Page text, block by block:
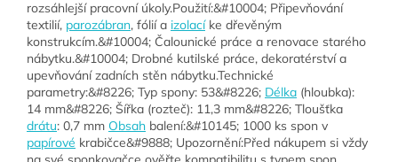
rozsáhlejší pracovní úkoly.Použití:&#10004; Připevňování
textilií, parozábran, fólií a izolacíke dřevěným
konstrukcím.&#10004; Čalounické práce a renovace starého
nábytku.&#10004; Drobné kutilské práce, dekoratérství a
upevňování zadních stěn nábytku.Technické
parametry:&#8226; Typ spony: 53&#8226; Délka (hloubka):
14 mm&#8226; Šířka (rozteč): 11,3 mm&#8226; Tloušťka
drátu: 0,7 mm Obsah balení:&#10145; 1000 ks spon v
papírové krabičce&#9888; Upozornění:Před nákupem si vždy